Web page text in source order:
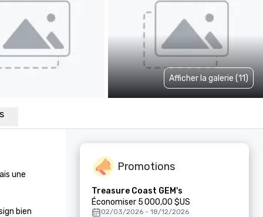
Afficher la galerie (11)
une
bien
Promotions
Treasure Coast GEM's
Économiser 5 000,00 $US
02/03/2026 - 18/12/2026